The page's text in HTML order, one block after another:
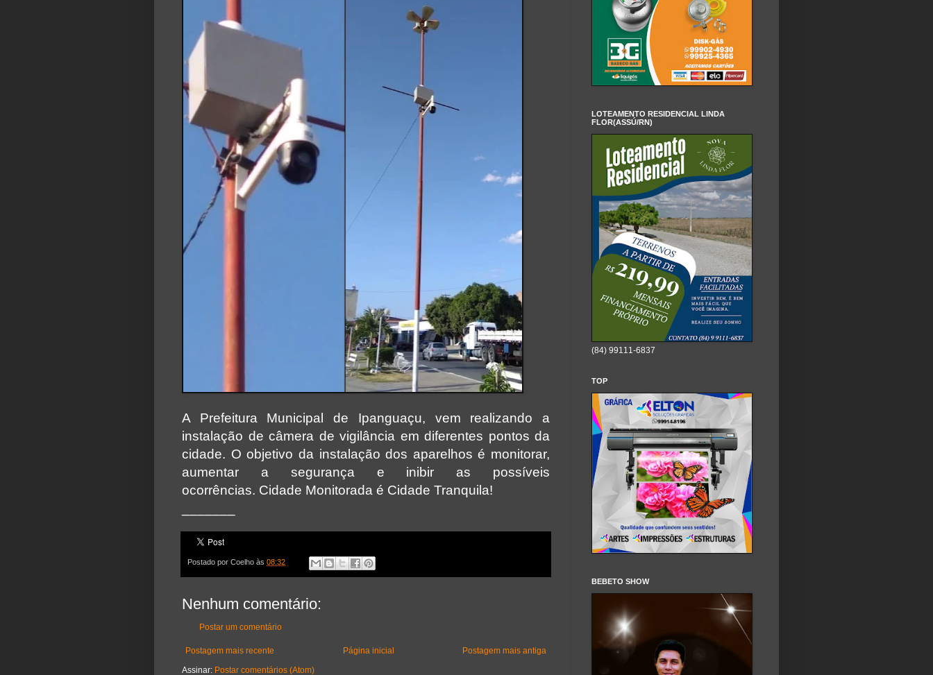
A Prefeitura Municipal de Ipanguaçu, vem realizando a
instalação de câmera de vigilância em diferentes pontos da
cidade. O objetivo da instalação dos aparelhos é monitorar,
aumentar a segurança e inibir as possíveis
ocorrências. Cidade Monitorada é Cidade Tranquila!
Postado por Coelho às 08:32
Nenhum comentário:
Postar um comentário
Postagem mais recente Postagem mais antiga
Página inicial
Assinar: Postar comentários (Atom)
LOTEAMENTO RESIDENCIAL LINDA
FLOR(ASSÚ/RN)
(84) 99111-6837
TOP
BEBETO SHOW